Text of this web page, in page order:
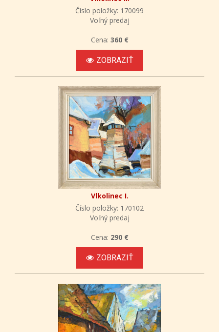
Číslo položky: 170099
Voľný predaj
Cena: 360 €
ZOBRAZIŤ
Vlkolinec I.
Číslo položky: 170102
Voľný predaj
Cena: 290 €
ZOBRAZIŤ